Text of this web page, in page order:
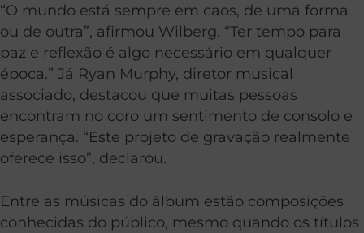
“O mundo está sempre em caos, de uma forma
ou de outra”, afirmou Wilberg. “Ter tempo para
paz e reflexão é algo necessário em qualquer
época.” Já Ryan Murphy, diretor musical
associado, destacou que muitas pessoas
encontram no coro um sentimento de consolo e
esperança. “Este projeto de gravação realmente
oferece isso”, declarou.
Entre as músicas do álbum estão composições
conhecidas do público, mesmo quando os títulos